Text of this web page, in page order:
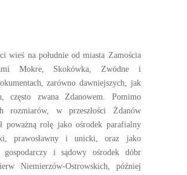
wieś na południe od miasta Zamościa
Mokre, Skokówka, Zwódne i
zarówno dawniejszych, jak
często zwana Zdanowem. Pomimo
rozmiarów, w przeszłości Żdanów
poważną rolę jako ośrodek parafialny
prawosławny i unicki, oraz jako
gospodarczy i sądowy ośrodek dóbr
Niemierzów-Ostrowskich, później